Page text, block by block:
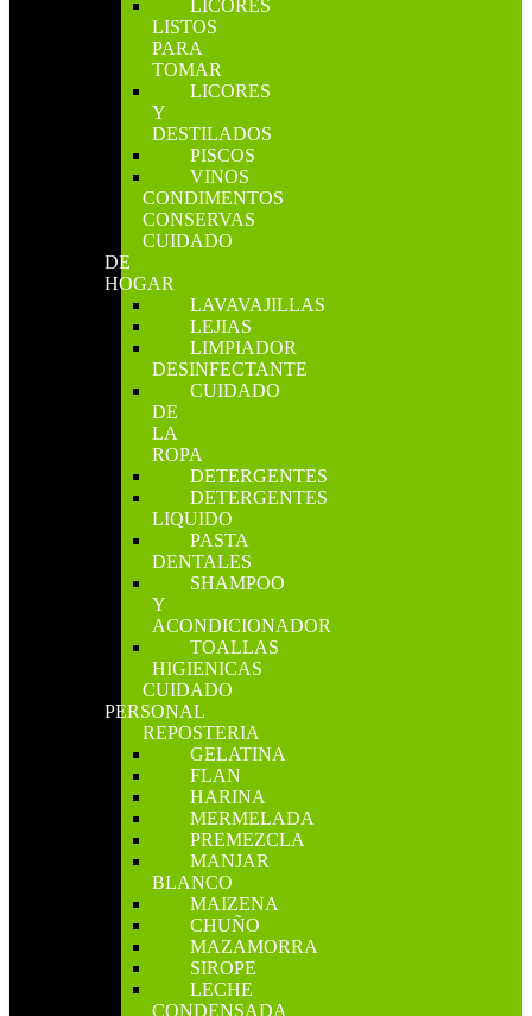
LICORES
LISTOS
PARA
TOMAR
LICORES
Y
DESTILADOS
PISCOS
VINOS
CONDIMENTOS
CONSERVAS
CUIDADO
DE
HOGAR
LAVAVAJILLAS
LEJIAS
LIMPIADOR
DESINFECTANTE
CUIDADO
DE
LA
ROPA
DETERGENTES
DETERGENTES
LIQUIDO
PASTA
DENTALES
SHAMPOO
Y
ACONDICIONADOR
TOALLAS
HIGIENICAS
CUIDADO
PERSONAL
REPOSTERIA
GELATINA
FLAN
HARINA
MERMELADA
PREMEZCLA
MANJAR
BLANCO
MAIZENA
CHUÑO
MAZAMORRA
SIROPE
LECHE
CONDENSADA